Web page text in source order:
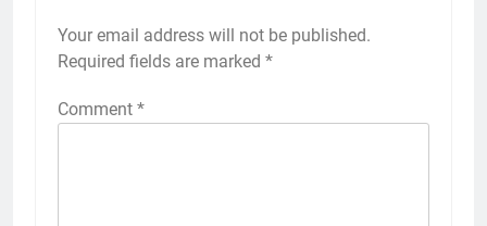
Your email address will not be published.
Required fields are marked *
Comment *